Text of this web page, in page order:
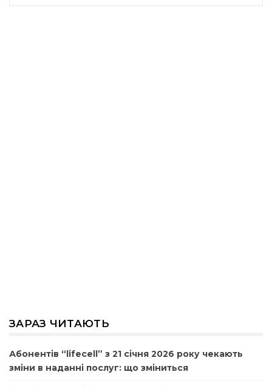
ЗАРАЗ ЧИТАЮТЬ
Абонентів “lifecell” з 21 січня 2026 року чекають
зміни в наданні послуг: що зміниться